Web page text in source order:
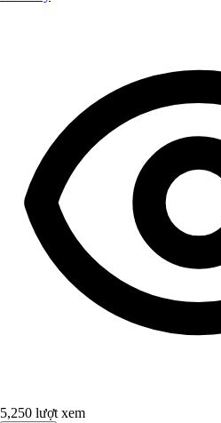
5,250 lượt xem